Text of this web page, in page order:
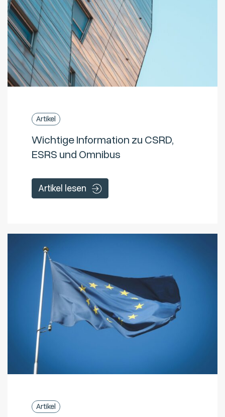
Artikel
Wichtige Information zu CSRD,
ESRS und Omnibus
Artikel lesen
Artikel